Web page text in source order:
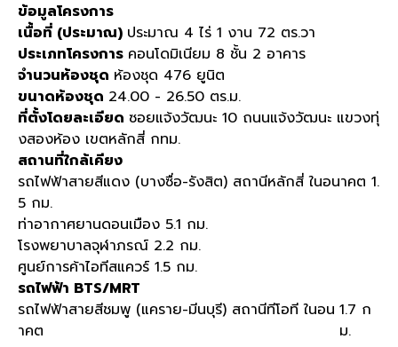
ข้อมูลโครงการ
เนื้อที่ (ประมาณ) ประมาณ 4 ไร่ 1 งาน 72 ตร.วา
ประเภทโครงการ คอนโดมิเนียม 8 ชั้น 2 อาคาร
จำนวนห้องชุด ห้องชุด 476 ยูนิต
ขนาดห้องชุด 24.00 - 26.50 ตร.ม.
ที่ตั้งโดยละเอียด ซอยแจ้งวัฒนะ 10 ถนนแจ้งวัฒนะ แขวงทุ่
งสองห้อง เขตหลักสี่ กทม.
สถานที่ใกล้เคียง
รถไฟฟ้าสายสีแดง (บางซื่อ-รังสิต) สถานีหลักสี่ ในอนาคต 1.
5 กม.
ท่าอากาศยานดอนเมือง 5.1 กม.
โรงพยาบาลจุฬาภรณ์ 2.2 กม.
ศูนย์การค้าไอทีสแควร์ 1.5 กม.
รถไฟฟ้า BTS/MRT
รถไฟฟ้าสายสีชมพู (แคราย-มีนบุรี) สถานีทีโอที ในอน
าคต
1.7 ก
ม.